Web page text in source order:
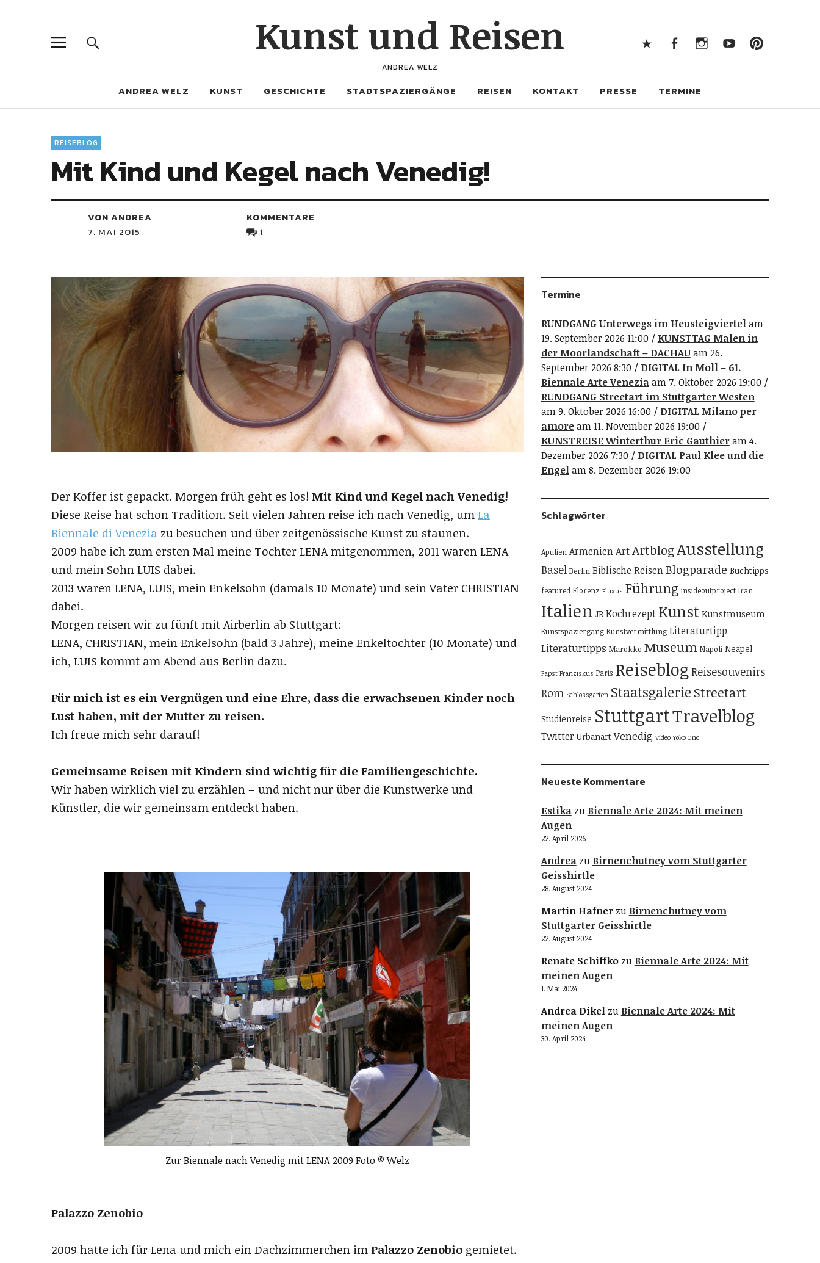
Kunst und Reisen
ANDREA WELZ
ANDREA WELZ KUNST GESCHICHTE STADTSPAZIERGÄNGE REISEN KONTAKT PRESSE TERMINE
REISEBLOG
Mit Kind und Kegel nach Venedig!
VON ANDREA
7. MAI 2015
KOMMENTARE
1
Der Koffer ist gepackt. Morgen früh geht es los!Mit Kind und Kegel nach Venedig!
Diese Reise hat schon Tradition. Seit vielen Jahren reise ich nach Venedig, umLa
Biennale di Venezia zu besuchen und über zeitgenössische Kunst zu staunen.
2009 habe ich zum ersten Mal meine Tochter LENA mitgenommen, 2011 waren LENA
und mein Sohn LUIS dabei.
2013 waren LENA, LUIS, mein Enkelsohn (damals 10 Monate) und sein Vater CHRISTIAN
dabei.
Morgen reisen wir zu fünft mit Airberlin ab Stuttgart:
LENA, CHRISTIAN, mein Enkelsohn (bald 3 Jahre), meine Enkeltochter (10 Monate) und
ich, LUIS kommt am Abend aus Berlin dazu.
Für mich ist es ein Vergnügen und eine Ehre, dass die erwachsenen Kinder noch
Lust haben, mit der Mutter zu reisen.
Ich freue mich sehr darauf!
Gemeinsame Reisen mit Kindern sind wichtig für die Familiengeschichte.
Wir haben wirklich viel zu erzählen – und nicht nur über die Kunstwerke und
Künstler, die wir gemeinsam entdeckt haben.
Zur Biennale nach Venedig mit LENA 2009 Foto © Welz
Palazzo Zenobio
2009 hatte ich für Lena und mich ein Dachzimmerchen imPalazzo Zenobio gemietet.
Termine
RUNDGANG Unterwegs im Heusteigviertelam
19. September 2026 11:00
KUNSTTAG Malen in
der Moorlandschaft – DACHAUam 26.
September 2026 8:30
DIGITAL In Moll – 61.
Biennale Arte Veneziaam 7. Oktober 2026 19:00
RUNDGANG Streetart im Stuttgarter Westen
am 9. Oktober 2026 16:00
DIGITAL Milano per
amoream 11. November 2026 19:00
KUNSTREISE Winterthur Eric Gauthieram 4.
Dezember 2026 7:30
DIGITAL Paul Klee und die
Engelam 8. Dezember 2026 19:00
Schlagwörter
Apulien ArmenienArtArtblogAusstellung
Basel Berlin Biblische ReisenBlogparade Buchtipps
featured Florenz Fluxus Führung insideoutproject Iran
Italien JR Kochrezept Kunst Kunstmuseum
Kunstspaziergang Kunstvermittlung Literaturtipp
Literaturtipps Marokko Museum Napoli Neapel
Papst Franziskus Paris Reiseblog Reisesouvenirs
Rom Schlossgarten Staatsgalerie Streetart
Studienreise StuttgartTravelblog
Twitter Urbanart Venedig Video Yoko Ono
Neueste Kommentare
Estikazu Biennale Arte 2024: Mit meinen
Augen
22. April 2026
Andreazu Birnenchutney vom Stuttgarter
Geisshirtle
28. August 2024
Martin Hafnerzu Birnenchutney vom
Stuttgarter Geisshirtle
22. August 2024
Renate Schiffkozu Biennale Arte 2024: Mit
meinen Augen
1. Mai 2024
Andrea Dikelzu Biennale Arte 2024: Mit
meinen Augen
30. April 2024